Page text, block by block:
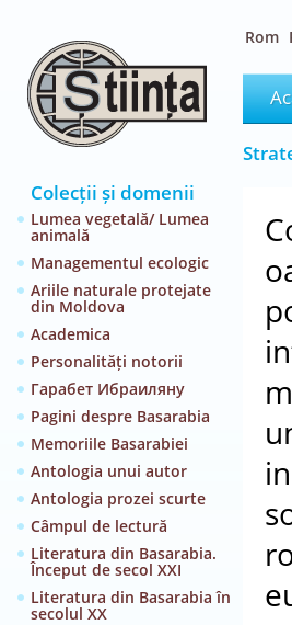
Colecții și domenii
Lumea vegetală/ Lumea
animală
Managementul ecologic
Ariile naturale protejate
din Moldova
Academica
Personalități notorii
Гарабет Ибраиляну
Pagini despre Basarabia
Memoriile Basarabiei
Antologia unui autor
Antologia prozei scurte
Câmpul de lectură
Literatura din Basarabia.
Început de secol XXI
Literatura din Basarabia în
secolul XX
Rom